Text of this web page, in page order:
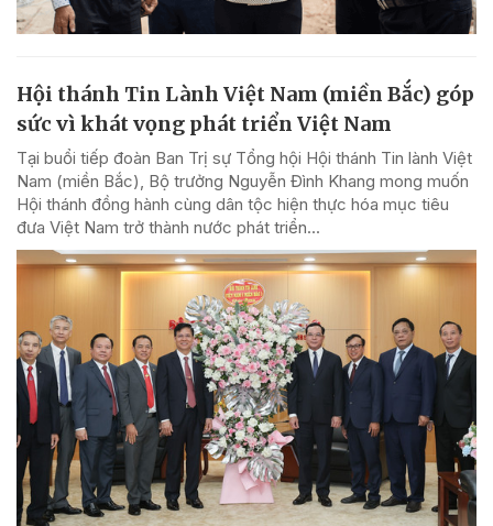
Hội thánh Tin Lành Việt Nam (miền Bắc) góp
sức vì khát vọng phát triển Việt Nam
Tại buổi tiếp đoàn Ban Trị sự Tổng hội Hội thánh Tin lành Việt
Nam (miền Bắc), Bộ trưởng Nguyễn Đình Khang mong muốn
Hội thánh đồng hành cùng dân tộc hiện thực hóa mục tiêu
đưa Việt Nam trở thành nước phát triển...